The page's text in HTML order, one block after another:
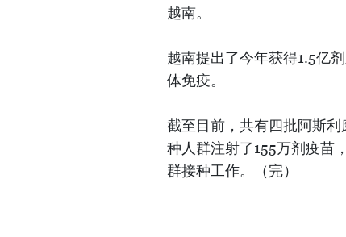
越南。
越南提出了今年获得1.5亿
体免疫。
截至目前，共有四批阿斯
种人群注射了155万剂疫苗
群接种工作。（完）